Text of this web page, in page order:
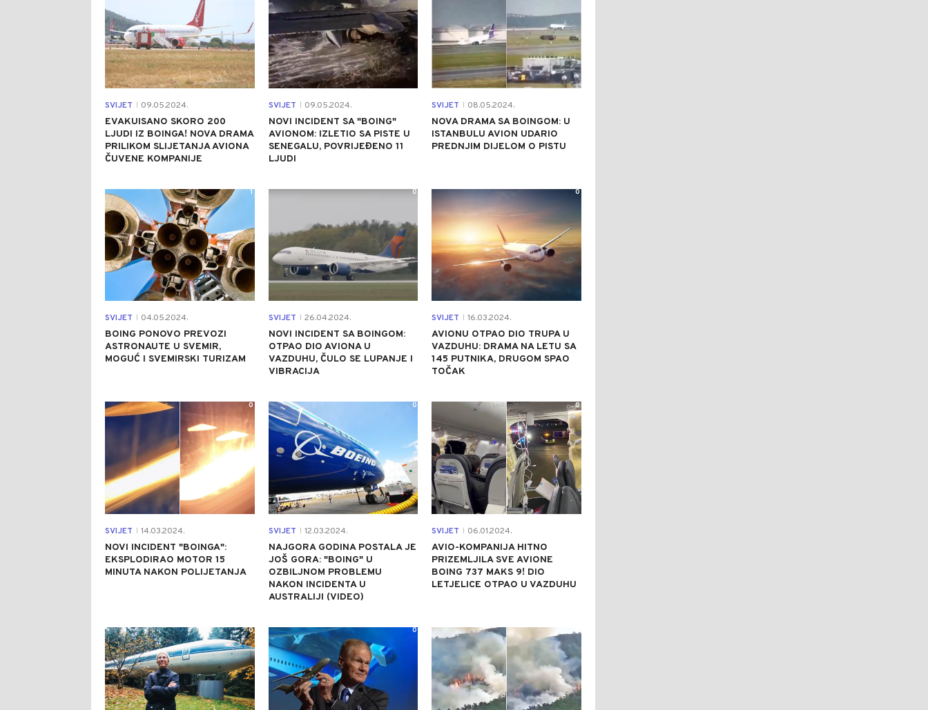
SVIJET 09.05.2024.
EVAKUISANO SKORO 200
LJUDI IZ BOINGA! NOVA DRAMA
PRILIKOM SLIJETANJA AVIONA
ČUVENE KOMPANIJE
SVIJET 09.05.2024.
NOVI INCIDENT SA "BOING"
AVIONOM: IZLETIO SA PISTE U
SENEGALU, POVRIJEĐENO 11
LJUDI
SVIJET 08.05.2024.
NOVA DRAMA SA BOINGOM: U
ISTANBULU AVION UDARIO
PREDNJIM DIJELOM O PISTU
SVIJET 04.05.2024.
BOING PONOVO PREVOZI
ASTRONAUTE U SVEMIR,
MOGUĆ I SVEMIRSKI TURIZAM
1
SVIJET 26.04.2024.
NOVI INCIDENT SA BOINGOM:
OTPAO DIO AVIONA U
VAZDUHU, ČULO SE LUPANJE I
VIBRACIJA
0
SVIJET 16.03.2024.
AVIONU OTPAO DIO TRUPA U
VAZDUHU: DRAMA NA LETU SA
145 PUTNIKA, DRUGOM SPAO
TOČAK
0
SVIJET 14.03.2024.
NOVI INCIDENT "BOINGA":
EKSPLODIRAO MOTOR 15
MINUTA NAKON POLIJETANJA
0
SVIJET 12.03.2024.
NAJGORA GODINA POSTALA JE
JOŠ GORA: "BOING" U
OZBILJNOM PROBLEMU
NAKON INCIDENTA U
AUSTRALIJI (VIDEO)
0
SVIJET 06.01.2024.
AVIO-KOMPANIJA HITNO
PRIZEMLJILA SVE AVIONE
BOING 737 MAKS 9! DIO
LETJELICE OTPAO U VAZDUHU
0
0 0 0